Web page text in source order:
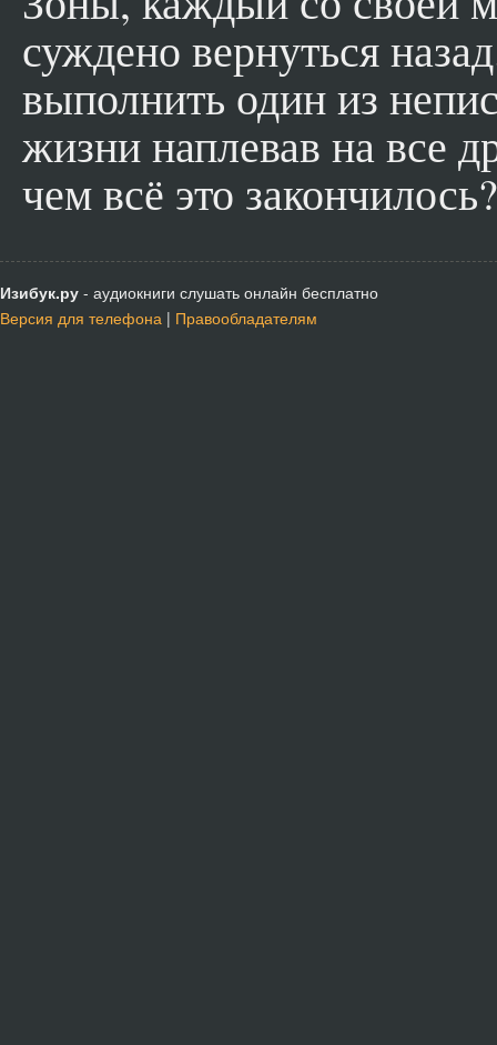
суждено вернуться
выполнить один из
жизни наплевав на все
чем всё это закончилось?
Изибук.ру - аудиокниги слушать онлайн бесплатно
Версия для телефона | Правообладателям